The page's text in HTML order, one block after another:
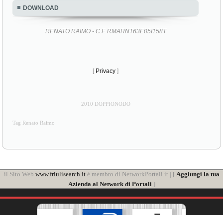
DOWNLOAD
RENATO RAIMO - C.F. RMARNT63E05I158T
[ Privacy ]
2010 DOPPIONODO
Tag Renato Raimo
il Sito Web www.friulisearch.itè membro di NetworkPortali.it | [ Aggiungi la tua
Azienda al Network di Portali]